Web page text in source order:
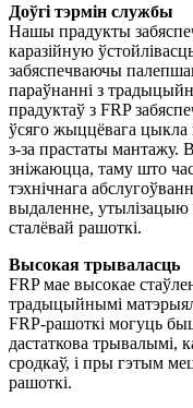
Доўгі тэрмін службы
Нашы прадукты
каразійную
забяспечваючы
параўнанні з
прадуктаў з FRP
ўсяго жыццёвага цыкла
з-за прастаты мантажу.
зніжаюцца, таму што
тэхнічнага
выдаленне, утылізацыю
сталёвай рашоткі.
Высокая трываласць
FRP мае высокае
традыцыйнымі
FRP-рашоткі могуць
дастаткова трывалымі,
сродкаў, і пры гэтым
рашоткі.